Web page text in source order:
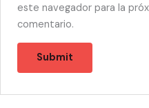
este navegador para la
comentario.